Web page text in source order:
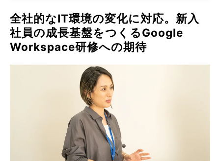
全社的なIT環境の変化に対応。新入
社員の成長基盤をつくるGoogle
Workspace研修への期待